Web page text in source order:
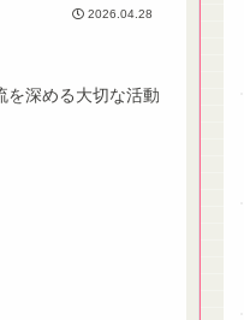
2026.04.28
を深める大切な活動